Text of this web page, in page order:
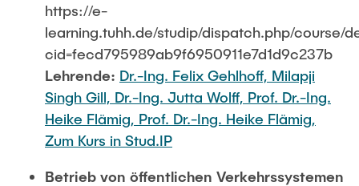
https://e-
learning.tuhh.de/studip/dispatch.php/course/
cid=fecd795989ab9f6950911e7d1d9c237b
Lehrende: Dr.-Ing. Felix Gehlhoff, Milapji
Singh Gill, Dr.-Ing. Jutta Wolff, Prof. Dr.-Ing.
Heike Flämig, Prof. Dr.-Ing. Heike Flämig,
Zum Kurs in Stud.IP
Betrieb von öffentlichen Verkehrssystemen